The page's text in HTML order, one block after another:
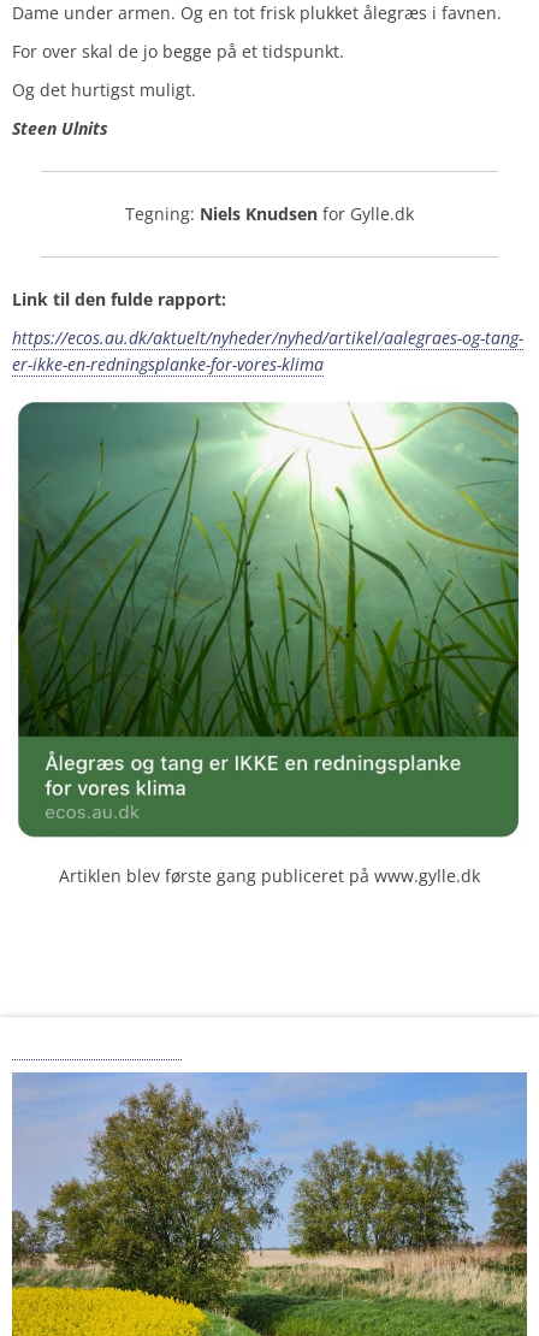
Dame under armen. Og en tot frisk plukket ålegræs i favnen.
For over skal de jo begge på et tidspunkt.
Og det hurtigst muligt.
Steen Ulnits
Tegning: Niels Knudsen for Gylle.dk
Link til den fulde rapport:
https://ecos.au.dk/aktuelt/nyheder/nyhed/artikel/aalegraes-og-tang-
er-ikke-en-redningsplanke-for-vores-klima
Artiklen blev første gang publiceret på www.gylle.dk